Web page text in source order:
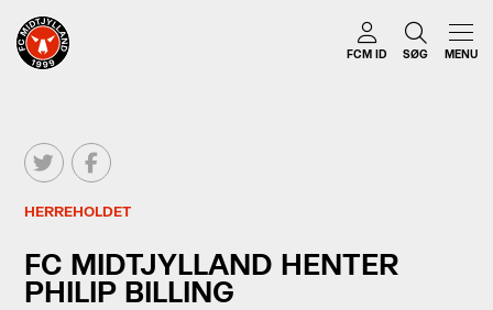
FCM ID SØG MENU
HERREHOLDET
FC MIDTJYLLAND HENTER
PHILIP BILLING